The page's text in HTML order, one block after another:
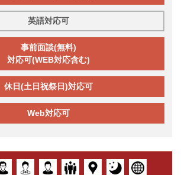
英語対応可
事前面談(無料)
対応可(WEB対応含む)
休日(土日祝祭日)対応可
Web対応可